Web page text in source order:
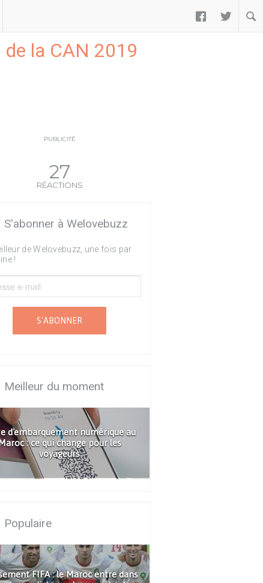
 
de la CAN 2019
PUBLICITÉ
27
RÉACTIONS
S'abonner à Welovebuzz
de Welovebuzz, une fois par
!
S'ABONNER
Meilleur du moment
d'embarquement numérique au
: ce qui change pour les
voyageurs
Populaire
FIFA : le Maroc entre dans